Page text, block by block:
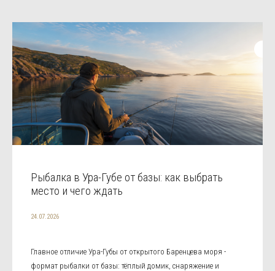
Рыбалка в Ура-Губе от базы: как выбрать
место и чего ждать
24.07.2026
Главное отличие Ура-Губы от открытого Баренцева моря -
формат рыбалки от базы: тёплый домик, снаряжение и